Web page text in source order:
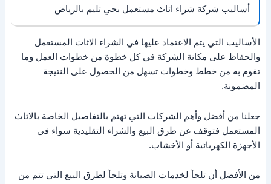
أساليب شركة شراء اثاث مستعمل بحي ثليم بالرياض
الأساليب التي يتم الاعتماد عليها في الشراء الاثاث المستعمل
والحفاظ على مكانة الشركة في كل خطوة من خطوات العمل وما
تقوم به من خطط وخطوات تسهل من الحصول على النتيجة
المضمونة.
جعلنا من أفضل وأهم الشركات التي تهتم بالتفاصيل الخاصة بالاثاث
المستعمل فتوقف عن طرق البيع والشراء التقليدية سواء في
الأجهزة الكهربائية أو الأخشاب.
من الأفضل أن تلجأ لخدمات الصيانة وتلجأ لطرق البيع التي تتم من